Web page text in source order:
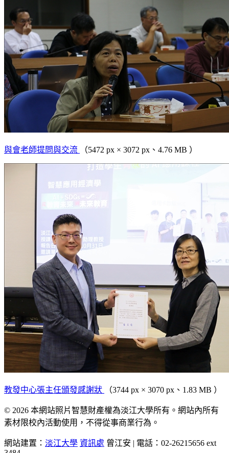
與會老師提問與交流 （5472 px × 3072 px、4.76 MB ）
教發中心張主任頒發感謝狀 （3744 px × 3070 px、1.83 MB ）
© 2026 本網站照片智慧財產權為淡江大學所有。網站內所有
素材限校內活動使用，不得從事商業行為。
網站建置： 淡江大學 資訊處 曾江安 | 電話：02-26215656 ext